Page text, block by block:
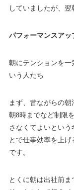
していましたが、
パフォーマンスアッ
朝にテンションを一
いう人たち
まず、昔ながらの朝
朝8時までなど制限
さなくてよいという
とで仕事効率を上
です。
とくに朝は出社前